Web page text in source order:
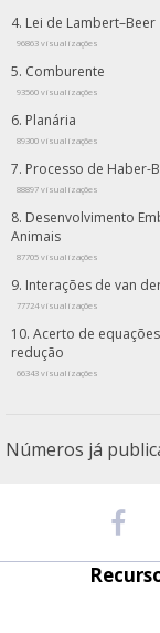
Lei de Lambert–Beer
96863 visualizações
Comburente
93560 visualizações
Planária
89300 visualizações
Processo de Haber-
88897 visualizações
Desenvolvimento
Animais
87705 visualizações
Interações de van
77724 visualizações
Acerto de
redução
66343 visualizações
Números já